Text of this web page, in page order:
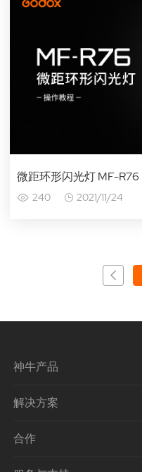
微距环形闪光灯 MF-R76
240 2021/11/24
神牛产品
解决方案
合作